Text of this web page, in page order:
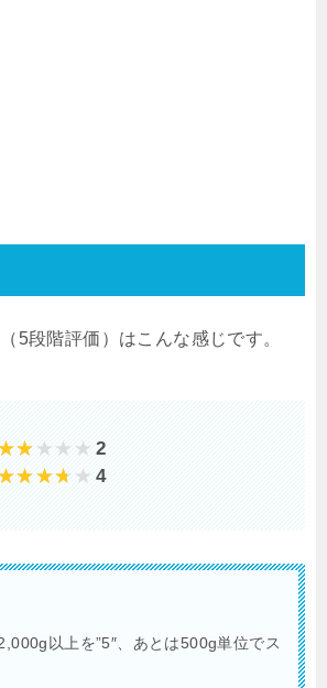
5段階評価）はこんな感じです。
2
4
以上を”5″、あとは500g単位でス